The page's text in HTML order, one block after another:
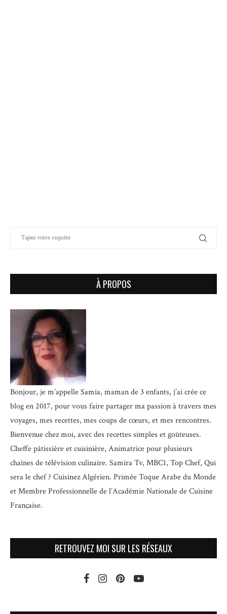
À PROPOS
Bonjour, je m’appelle Samia, maman de 3 enfants, j’ai crée ce
blog en 2017, pour vous faire partager ma passion à travers mes
voyages, mes recettes, mes coups de cœurs, et mes rencontres.
Bienvenue chez moi, avec des recettes simples et goûteuses.
Cheffe pâtissière et cuisinière, Animatrice pour plusieurs
chaînes de télévision culinaire. Samira Tv, MBC1, Top Chef, Qui
sera le chef ? Cuisinez Algérien. Primée Toque Arabe du Monde
etMembre Professionnelle de l’Académie Nationale de Cuisine
Française.
RETROUVEZ MOI SUR LES RÉSEAUX